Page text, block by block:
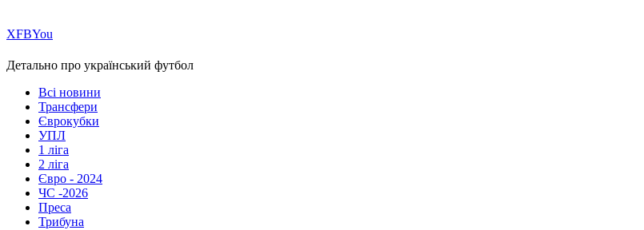
ХFBYou
Детально про український футбол
Всі новини
Трансфери
Єврокубки
УПЛ
1 ліга
2 ліга
Євро - 2024
ЧС -2026
Преса
Трибуна